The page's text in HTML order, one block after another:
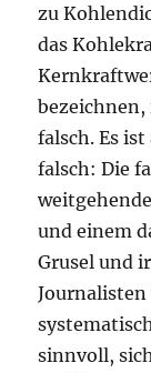
zu
das
falsch. Es
falsch: Die
und einem
Grusel und
Journalisten
sinnvoll,